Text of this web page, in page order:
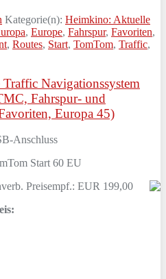
Kategorie(n): Heimkino: Aktuelle
, Europe, Fahrspur, Favoriten,
, Routes, Start, TomTom, Traffic,
Navigationssystem
Fahrspur- und
Europa 45)
Anschluss
Start 60 EU
Preisempf.: EUR 199,00